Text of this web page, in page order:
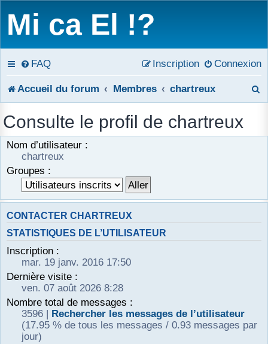
Mi ca El !?
FAQ Connexion
Inscription
Accueil du forum Membres chartreux
h
Consulte le profil de chartreux
Nom d’utilisateur :
chartreux
Groupes :
CONTACTER CHARTREUX
STATISTIQUES DE L’UTILISATEUR
Inscription :
mar. 19 janv. 2016 17:50
Dernière visite :
ven. 07 août 2026 8:28
Nombre total de messages :
3596 | Rechercher les messages de l’utilisateur
(17.95 % de tous les messages / 0.93 messages par
jour)